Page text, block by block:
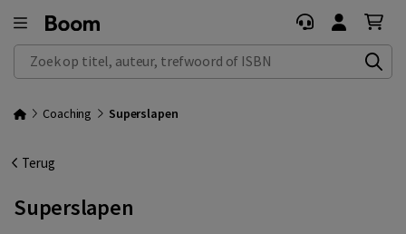
Zoek op titel, auteur, trefwoord of ISBN
Coaching Superslapen
Terug
Superslapen